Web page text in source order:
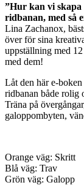
”Hur kan vi
ridbanan, med så
Lina Zachanox,
över för sina
uppställning med
med dem!
Låt den här e-
ridbanan både rolig
Träna på
galoppombyten,
Orange väg: Skritt
Blå väg: Trav
Grön väg: Galopp